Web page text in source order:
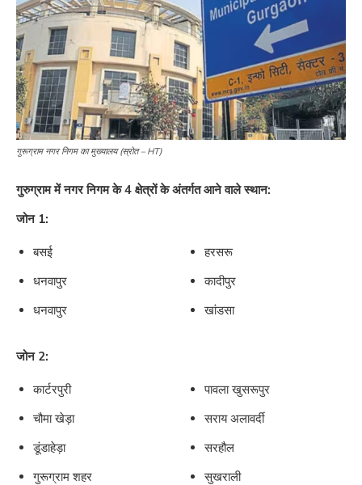
गुरूग्राम नगर निगम का मुख्यालय (स्रोत – HT)
गुरुग्राम में नगर निगम के 4 क्षेत्रों के अंतर्गत आने वाले स्थान:
जोन 1:
बसई
धनवापुर
धनवापुर
हरसरू
कादीपुर
खांडसा
जोन 2:
कार्टरपुरी
चौमा खेड़ा
डूंडाहेड़ा
गुरूग्राम शहर
पावला खुसरूपुर
सराय अलावर्दी
सरहौल
सुखराली